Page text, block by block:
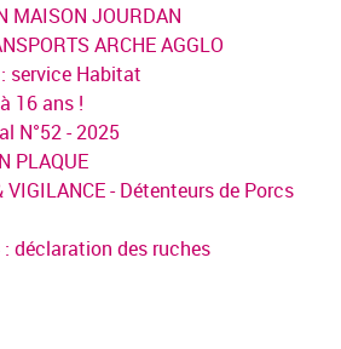
MAISON JOURDAN
ARCHE AGGLO
: service Habitat
16 ans !
N°52 - 2025
PLAQUE
VIGILANCE - Détenteurs de Porcs
déclaration des ruches